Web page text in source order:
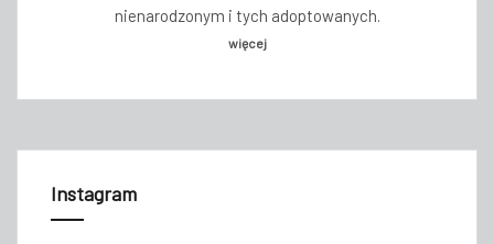
nienarodzonym i tych adoptowanych.
więcej
Instagram